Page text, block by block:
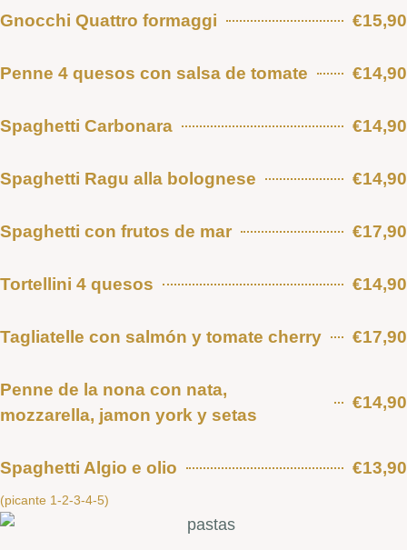
Gnocchi Quattro formaggi €15,90
Penne 4 quesos con salsa de tomate €14,90
Spaghetti Carbonara €14,90
Spaghetti Ragu alla bolognese €14,90
Spaghetti con frutos de mar €17,90
Tortellini 4 quesos €14,90
Tagliatelle con salmón y tomate cherry €17,90
Penne de la nona con nata,
mozzarella, jamon york y setas
€14,90
Spaghetti Algio e olio €13,90
(picante 1-2-3-4-5)